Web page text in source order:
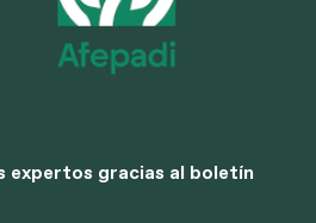
expertos gracias al boletín